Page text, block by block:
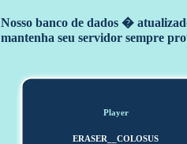
Nosso banco de dados �
mantenha seu servidor sempre
Player
ERASER__COLOSUS